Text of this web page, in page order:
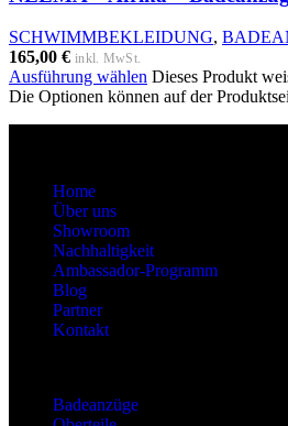
SCHWIMMBEKLEIDUNG,
165,00 € inkl. MwSt.
Ausführung wählen Dieses Produkt
Die Optionen können auf der
Home
Über uns
Showroom
Nachhaltigkeit
Ambassador-Programm
Blog
Partner
Kontakt
Badeanzüge